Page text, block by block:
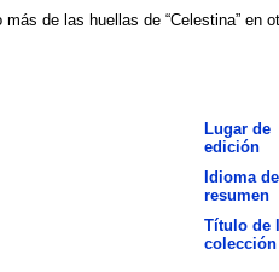
más de las huellas de “Celestina” en
Lugar de
edición
Idioma
resumen
Título de
colección